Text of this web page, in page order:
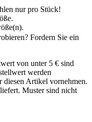
nurpro Stück!
Fordern Sie ein
von unter 5 € sind
werden
diesen Artikel vornehmen.
Muster sind nicht